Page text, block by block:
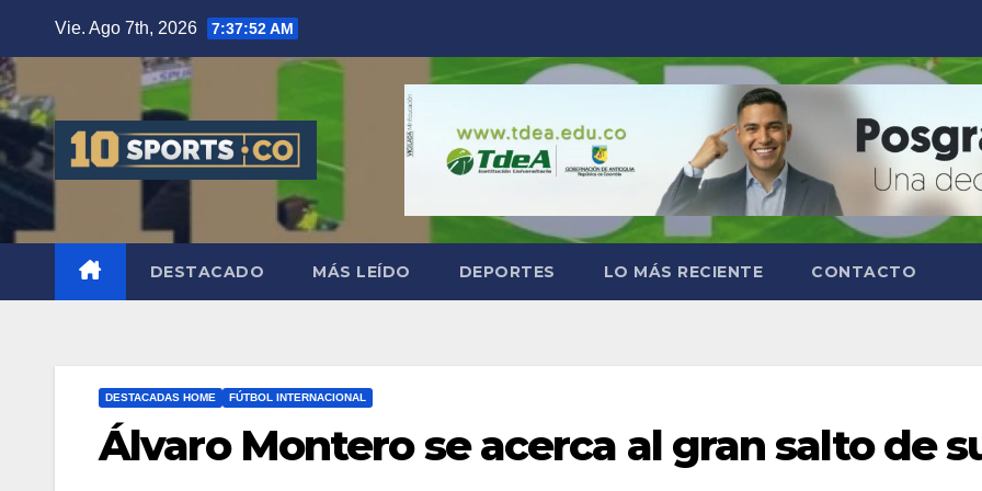
Vie. Ago 7th, 2026 7:37:53 AM
DESTACADO MÁS LEÍDO DEPORTES LO MÁS RECIENTE CONTACTO
DESTACADAS HOME FÚTBOL INTERNACIONAL
Álvaro Montero se acerca al gran salto de